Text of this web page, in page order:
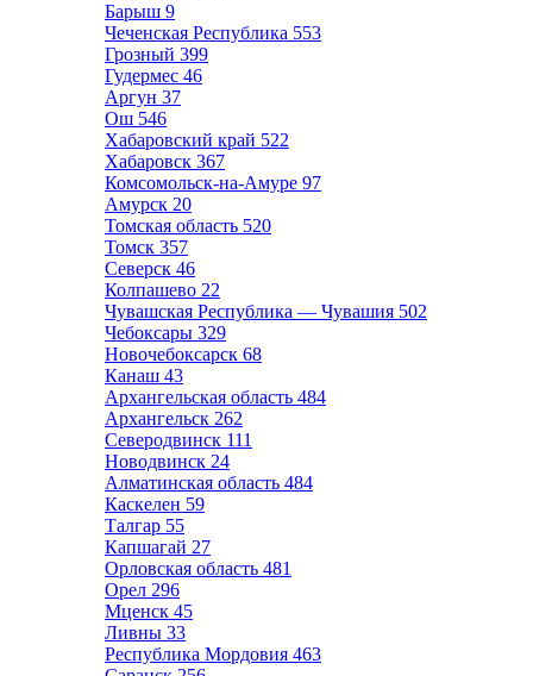
Барыш 9
Чеченская Республика 553
Грозный 399
Гудермес 46
Аргун 37
Ош 546
Хабаровский край 522
Хабаровск 367
Комсомольск-на-Амуре 97
Амурск 20
Томская область 520
Томск 357
Северск 46
Колпашево 22
Чувашская Республика — Чувашия 502
Чебоксары 329
Новочебоксарск 68
Канаш 43
Архангельская область 484
Архангельск 262
Северодвинск 111
Новодвинск 24
Алматинская область 484
Каскелен 59
Талгар 55
Капшагай 27
Орловская область 481
Орел 296
Мценск 45
Ливны 33
Республика Мордовия 463